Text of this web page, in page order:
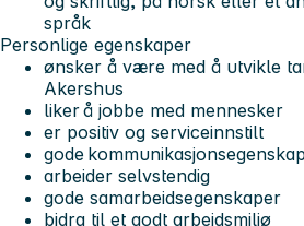
språk
Personlige egenskaper
ønsker å være med å utvikle
Akershus
liker å jobbe med mennesker
er positiv og serviceinnstilt
gode
arbeider selvstendig
gode samarbeidsegenskaper
bidra til et godt arbeidsmiljø